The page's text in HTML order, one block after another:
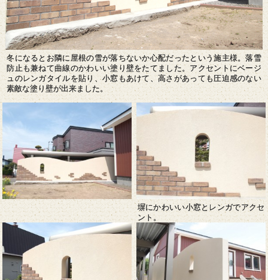
冬になるとお隣に屋根の雪が落ちないか心配だったという施主様。落雪
防止も兼ねて曲線のかわいい塗り壁をたてました。アクセントにベージ
ュのレンガタイルを貼り、小窓もあけて、高さがあっても圧迫感のない
素敵な塗り壁が出来ました。
塀にかわいい小窓とレンガでアクセ
ント。